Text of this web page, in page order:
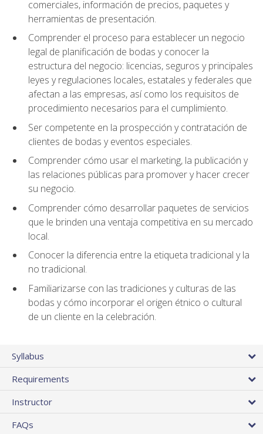
comerciales, información de precios, paquetes y
herramientas de presentación.
Comprender el proceso para establecer un negocio
legal de planificación de bodas y conocer la
estructura del negocio: licencias, seguros y principales
leyes y regulaciones locales, estatales y federales que
afectan a las empresas, así como los requisitos de
procedimiento necesarios para el cumplimiento.
Ser competente en la prospección y contratación de
clientes de bodas y eventos especiales.
Comprender cómo usar el marketing, la publicación y
las relaciones públicas para promover y hacer crecer
su negocio.
Comprender cómo desarrollar paquetes de servicios
que le brinden una ventaja competitiva en su mercado
local.
Conocer la diferencia entre la etiqueta tradicional y la
no tradicional.
Familiarizarse con las tradiciones y culturas de las
bodas y cómo incorporar el origen étnico o cultural
de un cliente en la celebración.
Syllabus
Requirements
Instructor
FAQs